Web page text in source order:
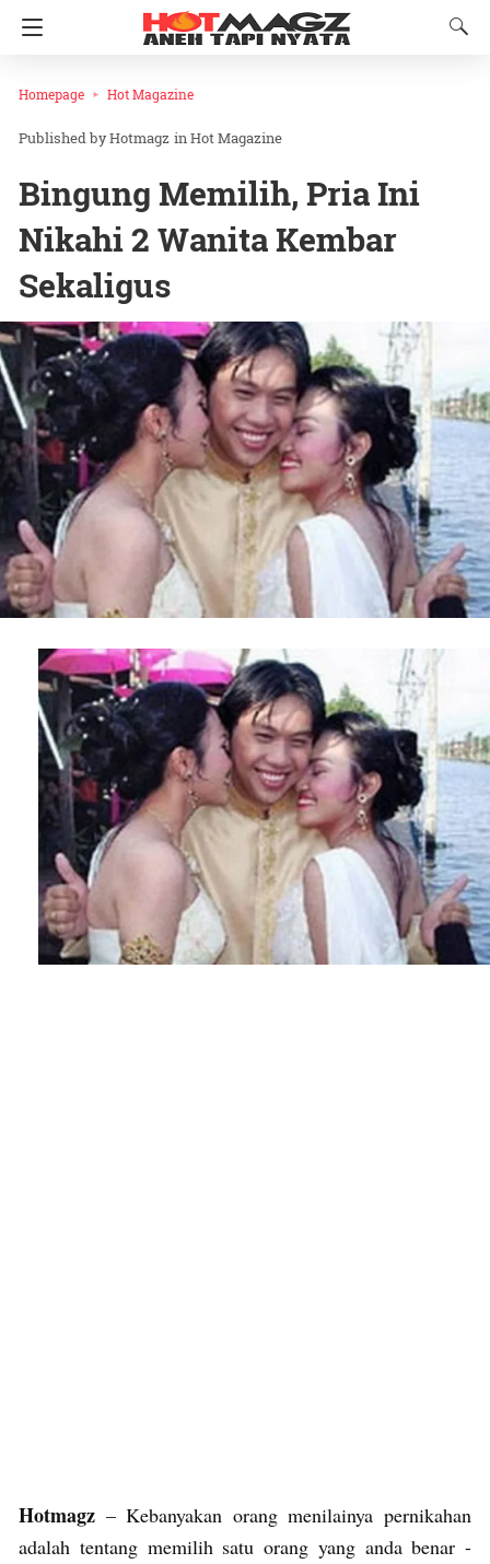
Homepage Hot Magazine
Hotmagz inHot Magazine
Bingung Memilih, Pria Ini
Nikahi 2 Wanita Kembar
Sekaligus
Hotmagz – Kebanyakan orang menilainya pernikahan
adalah tentang memilih satu orang yang anda benar -